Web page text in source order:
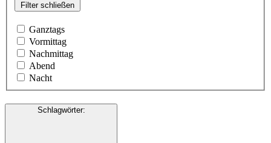
Filter schließen
Ganztags
Vormittag
Nachmittag
Abend
Nacht
Schlagwörter: